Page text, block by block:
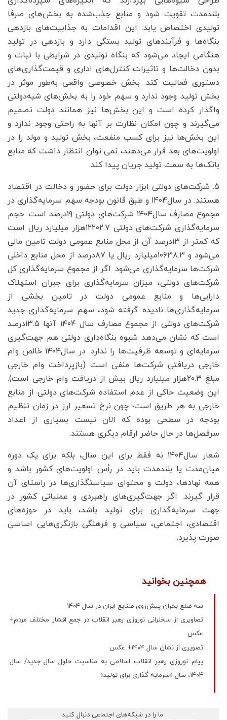
بلندمدت تقویت شود و منابع جذب‌شده به بخش‌های صرفا
تولیدی اختصاص یابد. این اقدامات به جذابیت‌های بازدهی
بنگاه‌ها و فرآیندهای تولید بستگی دارد و بازدهی در تولید
هنگامی ایجاد می‌شود که بنگاه تولیدی در شرایطی با ثبات و
بدون دخالت‌ها و تاثیرات کنترل‌های اداری و قیمت‌گذاری‌های
دستوری فعالیت کند. بخش خصوصی واقعی به‌طور موثر در
بخش تولید وجود ندارد و سهم خود را به بخش‌های شبه‌دولتی
واگذار کرده است و این بخش‌ها نیز همانند دولت تصمیم
می‌گیرند و چون امکان نظارت بر آنها به راحتی وجود ندارد و
این بخش‌ها نیز برای کسب منفعت، بخش تولید و مولد را در
اولویت‌های بعد قرار می‌دهند، نمی توان انتظار داشت که منابع
بانک‌ها به سمت تولید جریان پیدا کند.
۵. شرکت‌های دولتی ابزار دولت برای حضور و دخالت در اقتصاد
هستند. در سال۱۴۰۴ و طبق قانون بودجه سهم سرمایه‌گذاری در
مجموع مصارف سال۱۴۰۴ شرکت‌های دولتی ۱۹درصد است. حجم
سرمایه‌گذاری شرکت‌های دولتی ۱۲۲۰۲.۷هزار میلیارد ریال است
که کمتر از ۱۳درصد آن از محل منابع عمومی دولت تامین مالی
می‌شود و ۱۰۶۳۸.۳میلیارد ریال یا ۸۷درصد از محل منابع داخلی
شرکت‌ها سرمایه‌گذاری می‌شود. اگر از مجموع سرمایه‌گذاری کل
شرکت‌های دولتی، میزان سرمایه‌گذاری برای جبران استهلاک
دارایی‌ها و منابع عمومی دولت در تامین بخشی از
سرمایه‌گذاری‌ها نادیده گرفته شود، سهم سرمایه‌گذاری جدید
شرکت‌های دولتی از مجموع مصارف سال ۱۴۰۴ آنها ۱۳.۵درصد
است که نشان می‌دهد شیوه بنگاه‌داری دولتی هم جهت‌گیری
سرمایه‌ای و توسعه ظرفیت‌ها را ندارد. در سال۱۴۰۴ خالص وام
خارجی دریافتی شرکت‌ها منفی است (بازپرداخت وام خارجی
مبلغ ۲۰.۳هزار میلیارد ریال بیش از دریافت وام خارجی است).
این وضعیت حاکی از عدم استفاده شرکت‌های دولتی از منابع
خارجی به هر طریق است؛ چون نرخ تسعیر ارز در زمان تنظیم
بودجه در سطحی بوده که الان نیست بسیاری از اعداد
سرفصل‌ها در حال حاضر ارقام دیگری هستند.
شعار سال۱۴۰۴ نه فقط برای این سال، بلکه برای یک دوره
میان‌مدت یا بلندمدت باید در رأس اولویت‌های کشور باشد و
همه نهادها، دولت و محتوای سیاستگذاری‌ها در راستای آن
قرار گیرند. اگر جهت‌گیری‌های راهبردی و عملیاتی کشور در
جهت سرمایه‌گذاری برای تولید باشد، باید در حوزه‌های
اقتصادی، اجتماعی، سیاسی و فرهنگی بازنگری‌هایی اساسی
صورت پذیرد.
همچنین بخوانید
سه ضلع بحران پیش‌روی صنایع ایران در سال ۱۴۰۴
تصاویری از سخنرانی نوروزی رهبر انقلاب در جمع اقشار مختلف مردم+
عکس
تصویری از نشان سال ۱۴۰۴+ عکس
پیام نوروزی رهبر انقلاب اسلامی به مناسبت حلول سال جدید/ سال
۱۴۰۴، سال «سرمایه گذاری برای تولید»
ما را در شبکه‌های اجتماعی دنبال کنید